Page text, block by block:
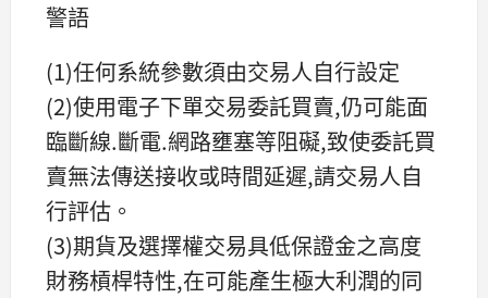
警語
(1)任何系統參數須由交易人自行設定
(2)使用電子下單交易委託買賣,仍可能面
臨斷線.斷電.網路壅塞等阻礙,致使委託買
賣無法傳送接收或時間延遲,請交易人自
行評估。
(3)期貨及選擇權交易具低保證金之高度
財務槓桿特性,在可能產生極大利潤的同